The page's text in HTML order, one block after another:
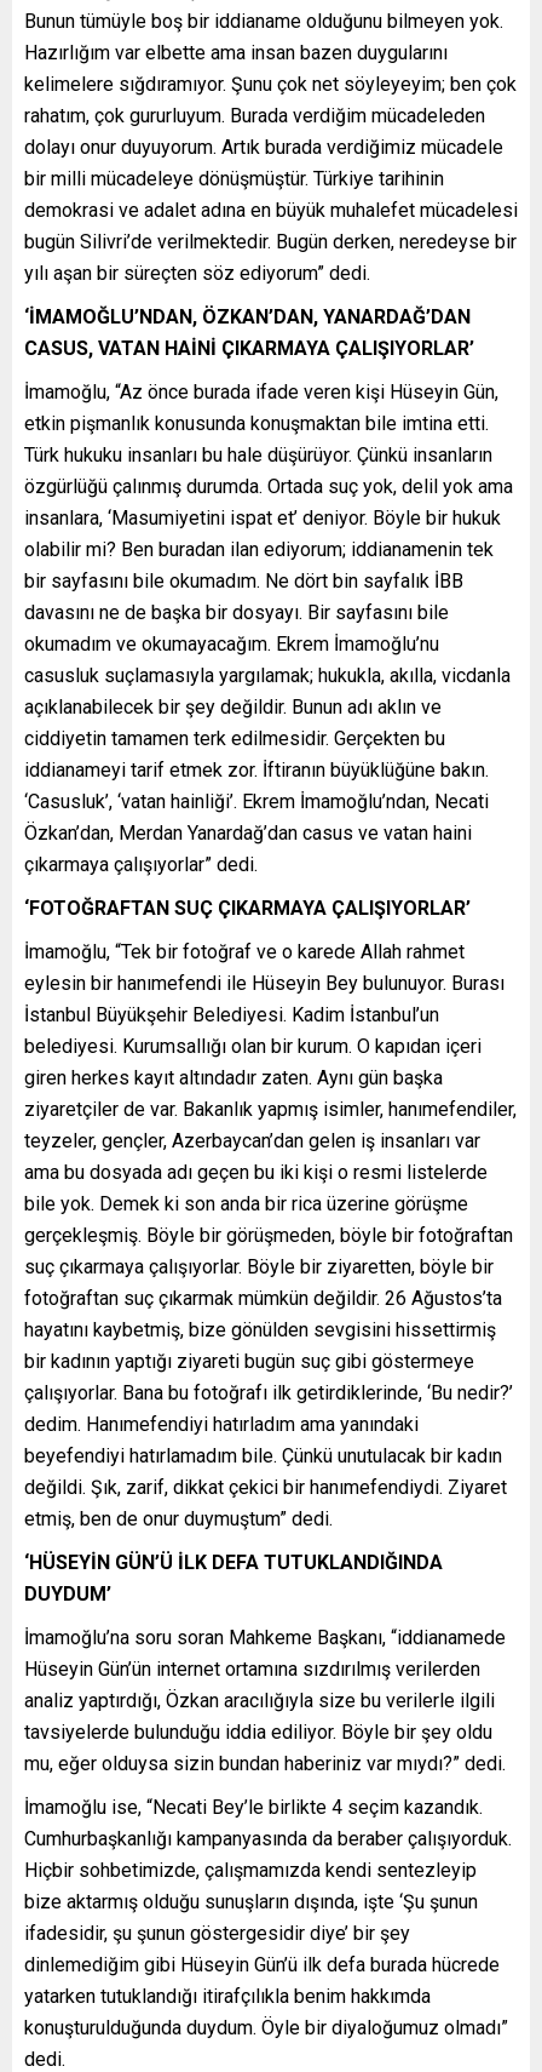
Bunun tümüyle boş bir iddianame olduğunu bilmeyen yok.
Hazırlığım var elbette ama insan bazen duygularını
kelimelere sığdıramıyor. Şunu çok net söyleyeyim; ben çok
rahatım, çok gururluyum. Burada verdiğim mücadeleden
dolayı onur duyuyorum. Artık burada verdiğimiz mücadele
bir milli mücadeleye dönüşmüştür. Türkiye tarihinin
demokrasi ve adalet adına en büyük muhalefet mücadelesi
bugün Silivri’de verilmektedir. Bugün derken, neredeyse bir
yılı aşan bir süreçten söz ediyorum” dedi.
‘İMAMOĞLU’NDAN, ÖZKAN’DAN, YANARDAĞ’DAN
CASUS, VATAN HAİNİ ÇIKARMAYA ÇALIŞIYORLAR’
İmamoğlu, “Az önce burada ifade veren kişi Hüseyin Gün,
etkin pişmanlık konusunda konuşmaktan bile imtina etti.
Türk hukuku insanları bu hale düşürüyor. Çünkü insanların
özgürlüğü çalınmış durumda. Ortada suç yok, delil yok ama
insanlara, ‘Masumiyetini ispat et’ deniyor. Böyle bir hukuk
olabilir mi? Ben buradan ilan ediyorum; iddianamenin tek
bir sayfasını bile okumadım. Ne dört bin sayfalık İBB
davasını ne de başka bir dosyayı. Bir sayfasını bile
okumadım ve okumayacağım. Ekrem İmamoğlu’nu
casusluk suçlamasıyla yargılamak; hukukla, akılla, vicdanla
açıklanabilecek bir şey değildir. Bunun adı aklın ve
ciddiyetin tamamen terk edilmesidir. Gerçekten bu
iddianameyi tarif etmek zor. İftiranın büyüklüğüne bakın.
‘Casusluk’, ‘vatan hainliği’. Ekrem İmamoğlu’ndan, Necati
Özkan’dan, Merdan Yanardağ’dan casus ve vatan haini
çıkarmaya çalışıyorlar” dedi.
‘FOTOĞRAFTAN SUÇ ÇIKARMAYA ÇALIŞIYORLAR’
İmamoğlu, “Tek bir fotoğraf ve o karede Allah rahmet
eylesin bir hanımefendi ile Hüseyin Bey bulunuyor. Burası
İstanbul Büyükşehir Belediyesi. Kadim İstanbul’un
belediyesi. Kurumsallığı olan bir kurum. O kapıdan içeri
giren herkes kayıt altındadır zaten. Aynı gün başka
ziyaretçiler de var. Bakanlık yapmış isimler, hanımefendiler,
teyzeler, gençler, Azerbaycan’dan gelen iş insanları var
ama bu dosyada adı geçen bu iki kişi o resmi listelerde
bile yok. Demek ki son anda bir rica üzerine görüşme
gerçekleşmiş. Böyle bir görüşmeden, böyle bir fotoğraftan
suç çıkarmaya çalışıyorlar. Böyle bir ziyaretten, böyle bir
fotoğraftan suç çıkarmak mümkün değildir. 26 Ağustos’ta
hayatını kaybetmiş, bize gönülden sevgisini hissettirmiş
bir kadının yaptığı ziyareti bugün suç gibi göstermeye
çalışıyorlar. Bana bu fotoğrafı ilk getirdiklerinde, ‘Bu nedir?’
dedim. Hanımefendiyi hatırladım ama yanındaki
beyefendiyi hatırlamadım bile. Çünkü unutulacak bir kadın
değildi. Şık, zarif, dikkat çekici bir hanımefendiydi. Ziyaret
etmiş, ben de onur duymuştum” dedi.
‘HÜSEYİN GÜN’Ü İLK DEFA TUTUKLANDIĞINDA
DUYDUM’
İmamoğlu’na soru soran Mahkeme Başkanı, “iddianamede
Hüseyin Gün’ün internet ortamına sızdırılmış verilerden
analiz yaptırdığı, Özkan aracılığıyla size bu verilerle ilgili
tavsiyelerde bulunduğu iddia ediliyor. Böyle bir şey oldu
mu, eğer olduysa sizin bundan haberiniz var mıydı?” dedi.
İmamoğlu ise, “Necati Bey’le birlikte 4 seçim kazandık.
Cumhurbaşkanlığı kampanyasında da beraber çalışıyorduk.
Hiçbir sohbetimizde, çalışmamızda kendi sentezleyip
bize aktarmış olduğu sunuşların dışında, işte ‘Şu şunun
ifadesidir, şu şunun göstergesidir diye’ bir şey
dinlemediğim gibi Hüseyin Gün’ü ilk defa burada hücrede
yatarken tutuklandığı itirafçılıkla benim hakkımda
konuşturulduğunda duydum. Öyle bir diyaloğumuz olmadı”
dedi.